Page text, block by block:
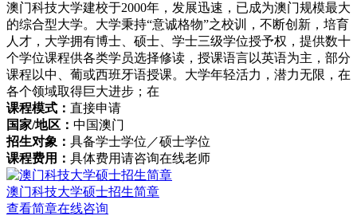
澳门科技大学建校于2000年，发展迅速，已成为澳门规模最大
的综合型大学。大学秉持“意诚格物”之校训，不断创新，培育
人才，大学拥有博士、硕士、学士三级学位授予权，提供数十
个学位课程供各类学员选择修读，授课语言以英语为主，部分
课程以中、葡或西班牙语授课。大学年轻活力，潜力无限，在
各个领域取得巨大进步；在
课程模式： 直接申请
国家/地区： 中国澳门
招生对象： 具备学士学位／硕士学位
课程费用： 具体费用请咨询在线老师
澳门科技大学硕士招生简章
查看简章在线咨询